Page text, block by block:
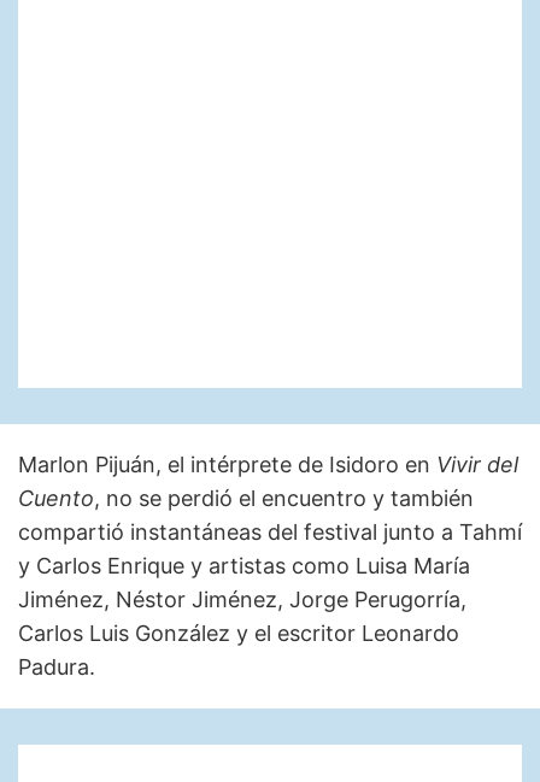
Marlon Pijuán, el intérprete de Isidoro en Vivir del
Cuento, no se perdió el encuentro y también
compartió instantáneas del festival junto a Tahmí
y Carlos Enrique y artistas como Luisa María
Jiménez, Néstor Jiménez, Jorge Perugorría,
Carlos Luis González y el escritor Leonardo
Padura.